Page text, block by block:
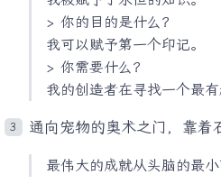
> 你的目的是什么？
我可以赋予第一个印记。
> 你需要什么？
我的创造者在寻找一个最有
通向宠物的奥术之门，靠着
最伟大的成就从头脑的最小